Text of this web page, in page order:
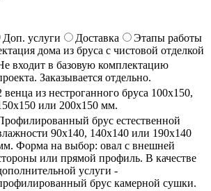
Доп. услуги Доставка
Этапы работы
дома из бруса с чистовой отделкой
входит в базовую комплектацию
Заказывается отдельно.
венца из нестроганного бруса 100х150,
или 200х150 мм.
брус естественной
90х140, 140х140 или 190х140
Форма на выбор: овал с внешней
или прямой профиль. В качестве
услуги -
брус камерной сушки.